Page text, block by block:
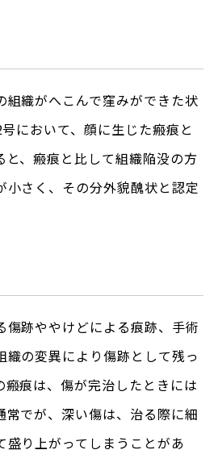
組織がへこんで窪みができた状
において、顔に生じた瘢痕と
と、瘢痕と比して組織陥没の方
小さく、その分外貌醜状と認定
傷跡ややけどによる痕跡、手術
織の変異により傷跡として残っ
瘢痕は、傷が完治したときには
常でが、深い傷は、治る際に細
盛り上がってしまうことがあ